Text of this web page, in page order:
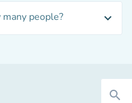
many people? expand_more
search